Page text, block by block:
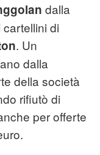
dalla
di
. Un
dalla
della società
rifiutò di
per offerte